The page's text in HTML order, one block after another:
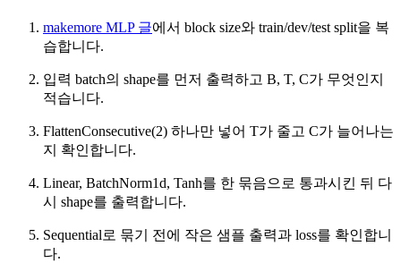
makemore MLP 글에서 block size와 train/dev/test split을 복
습합니다.
입력 batch의 shape를 먼저 출력하고 B, T, C가 무엇인지
적습니다.
FlattenConsecutive(2) 하나만 넣어 T가 줄고 C가 늘어나는
지 확인합니다.
Linear, BatchNorm1d, Tanh를 한 묶음으로 통과시킨 뒤 다
시 shape를 출력합니다.
Sequential로 묶기 전에 작은 샘플 출력과 loss를 확인합니
다.